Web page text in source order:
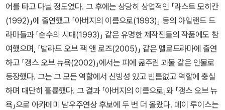
어를 타고 다닐 정도였다. 그 후에는 상당히 상업적인 「라스트 모히칸
(1992)」에 출연했고 「아버지의 이름으로(1993)」 등의 아일랜드 드
라마들과 「순수의 시대(1993)」 같은 유명한 제작진들의 작품에도 참
여했으며, 「발라드 오브 잭 앤 로즈(2005)」 같은 멜로드라마에 출연
하고 「갱스 오브 뉴욕(2002)」에서는 피에 굶주린 괴물 같은 인물로
등장했다. 그는 그 모든 역할에서 신빙성 있고 빈틈없고 역할에 충실
하며 대단히 훌륭했다. 그 결과 「아버지의 이름으로」와 「갱스 오브 뉴
욕」으로 아카데미 남우주연상 후보에 두 번 더 올랐다. 데이 루이스는